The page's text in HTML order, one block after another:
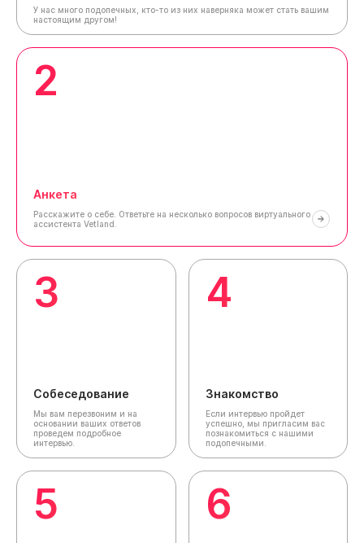
У нас много подопечных, кто-то из них наверняка может стать вашим
настоящим другом!
2
Анкета
Расскажите о себе. Ответьте на несколько вопросов виртуального
ассистента Vetland.
3
Собеседование
Мы вам перезвоним и на
основании ваших ответов
проведем подробное
интервью.
4
Знакомство
Если интервью пройдет
успешно, мы пригласим вас
познакомиться с нашими
подопечными.
5 6